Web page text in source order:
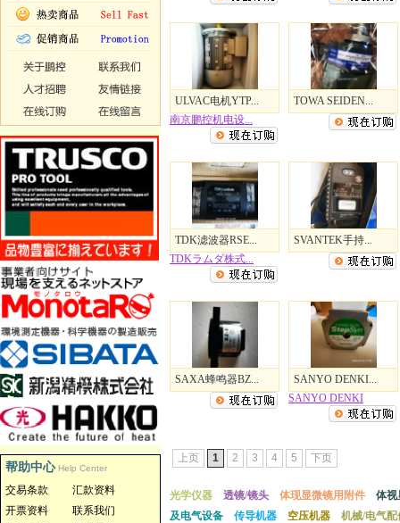
帮助中心 Help Center
交易条款
汇款资料
开票资料
联系我们
ULVAC电机YTP...
南京鹏控机电设...
TOWA SEIDEN...
TDK滤波器RSE...
TDKラムダ株式...
SVANTEK手持...
SAXA蜂鸣器BZ...
SANYO DENKI...
SANYO DENKI
上页 1 2 3 4 5 下页
光学仪器 透镜/镜头 体现显微镜用附件
体视
及电气设备
传导机器 空压机器
机械/电气配